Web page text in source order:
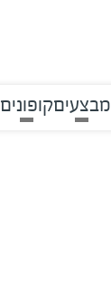
מבצעיםקופונים